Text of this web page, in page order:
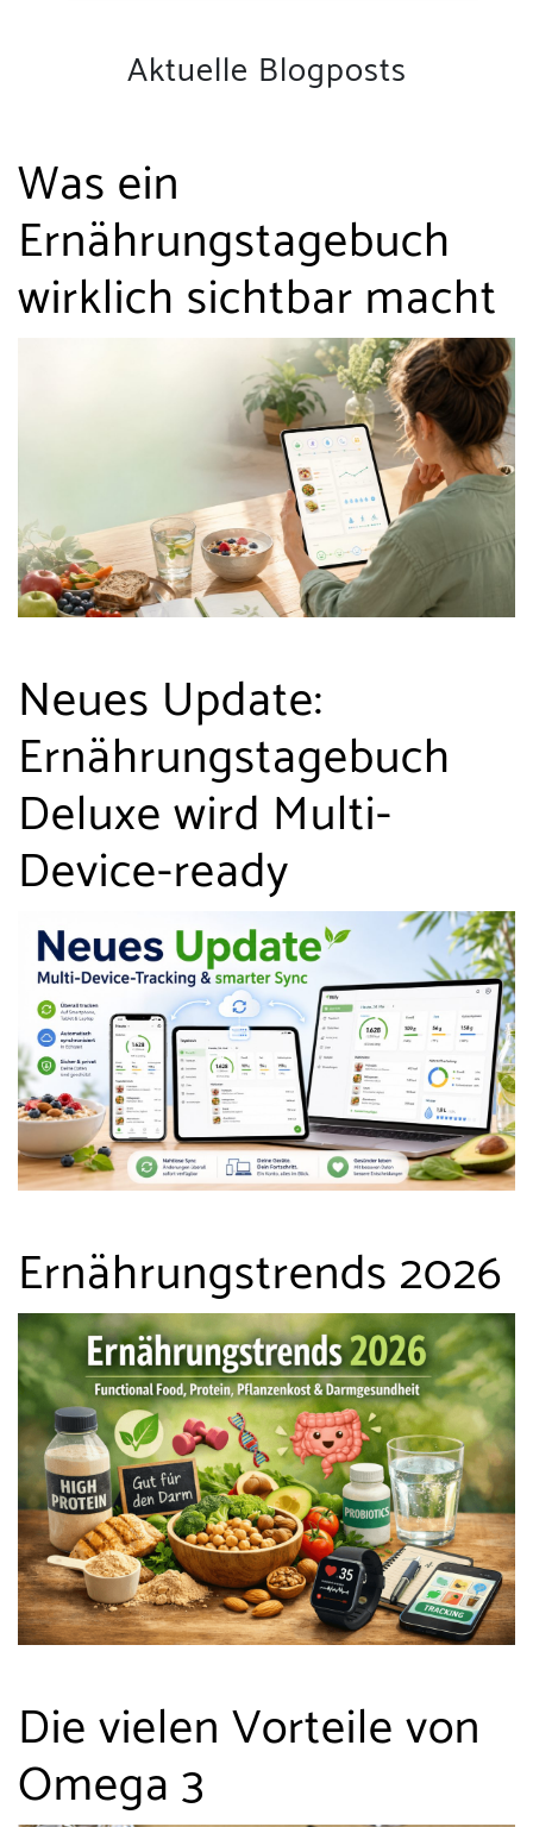
Aktuelle Blogposts
Was ein
Ernährungstagebuch
wirklich sichtbar macht
Neues Update:
Ernährungstagebuch
Deluxe wird Multi-
Device-ready
Ernährungstrends 2026
Die vielen Vorteile von
Omega 3